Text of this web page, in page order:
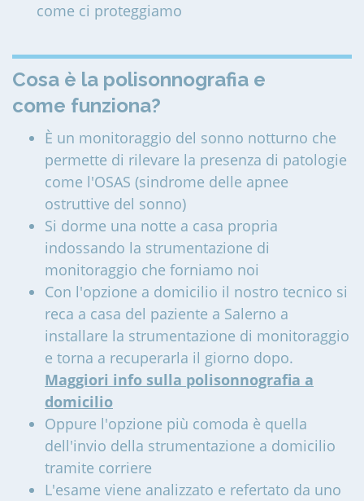
come ci proteggiamo
Cosa è la polisonnografia e
come funziona?
È un monitoraggio del sonno notturno che
permette di rilevare la presenza di patologie
come l'OSAS (sindrome delle apnee
ostruttive del sonno)
Si dorme una notte a casa propria
indossando la strumentazione di
monitoraggio che forniamo noi
Con l'opzione a domicilio il nostro tecnico si
reca a casa del paziente a Salerno a
installare la strumentazione di monitoraggio
e torna a recuperarla il giorno dopo.
Maggiori info sulla polisonnografia a
domicilio
Oppure l'opzione più comoda è quella
dell'invio della strumentazione a domicilio
tramite corriere
L'esame viene analizzato e refertato da uno